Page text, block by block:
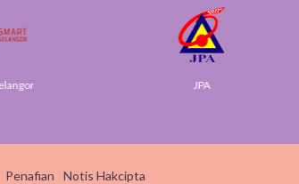
JPA
Penafian Notis Hakcipta